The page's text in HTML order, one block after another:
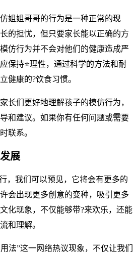
姐姐哥哥的行为是一种正常的现
的担忧，但只要家长能以正确的方
仿行为并不会对他们的健康造成严
保持⭐理性，通过科学的方法和耐
健康的?饮食习惯。
长们更好地理解孩子的模仿行为，
和建议。如果你有任何问题或需要
联系。
展
，我们可以预见，它将会有更多的
会出现更多创意的变种，吸引更多
化现象，不仅能够带?来欢乐，还能
和理解。
法”这一网络热议现象，不仅让我们